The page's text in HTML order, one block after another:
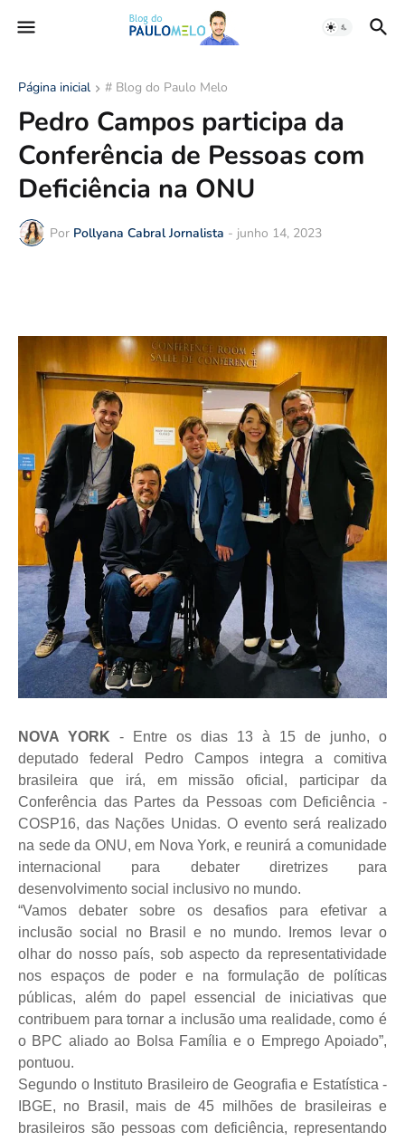
Página inicial # Blog do Paulo Melo
Pedro Campos participa da
Conferência de Pessoas com
Deficiência na ONU
Por Pollyana Cabral Jornalista - junho 14, 2023
NOVA YORK - Entre os dias 13 à 15 de junho, o
deputado federal Pedro Campos integra a comitiva
brasileira que irá, em missão oficial, participar da
Conferência das Partes da Pessoas com Deficiência -
COSP16, das Nações Unidas. O evento será realizado
na sede da ONU, em Nova York, e reunirá a comunidade
internacional para debater diretrizes para
desenvolvimento social inclusivo no mundo.
“Vamos debater sobre os desafios para efetivar a
inclusão social no Brasil e no mundo. Iremos levar o
olhar do nosso país, sob aspecto da representatividade
nos espaços de poder e na formulação de políticas
públicas, além do papel essencial de iniciativas que
contribuem para tornar a inclusão uma realidade, como é
o BPC aliado ao Bolsa Família e o Emprego Apoiado”,
pontuou.
Segundo o Instituto Brasileiro de Geografia e Estatística -
IBGE, no Brasil, mais de 45 milhões de brasileiras e
brasileiros são pessoas com deficiência, representando